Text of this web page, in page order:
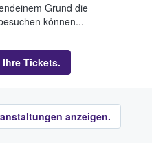
Grund die
können...
Ihre Tickets.
anzeigen.